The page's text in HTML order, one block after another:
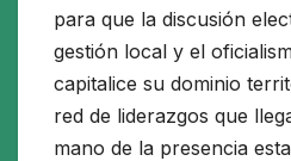
para que la discusión
gestión local y el
capitalice su dominio
red de liderazgos que
mano de la presencia